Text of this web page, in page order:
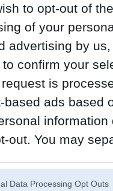
to opt-out of
of your
advertising by
confirm your
is
based ads based
out. You may
Data Processing Opt Outs